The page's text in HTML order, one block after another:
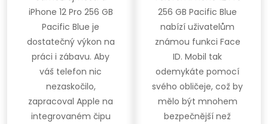
iPhone 12 Pro 256 GB
Pacific Blue je
dostatečný výkon na
práci i zábavu. Aby
váš telefon nic
nezaskočilo,
zapracoval Apple na
integrovaném čipu
256 GB Pacific Blue
nabízí uživatelům
známou funkci Face
ID. Mobil tak
odemykáte pomocí
svého obličeje, což by
mělo být mnohem
bezpečnější než